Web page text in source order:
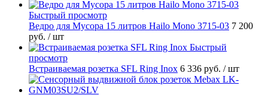
Быстрый просмотр
Ведро для Мусора 15 литров Hailo Mono 3715-03 7 200
руб. / шт
Быстрый
просмотр
Встраиваемая розетка SFL Ring Inox 6 336 руб. / шт